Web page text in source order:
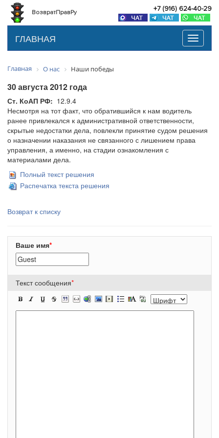
ВозвратПравРу +7 (916) 624-40-29
Toggle
ГЛАВНАЯ
Главная О нас Наши победы
30 августа 2012 года
Ст. КоАП РФ: 12.9.4
Несмотря на тот факт, что обратившийся к нам водитель
ранее привлекался к административной ответственности,
скрытые недостатки дела, повлекли принятие судом решения
о назначении наказания не связанного с лишением права
управления, а именно, на стадии ознакомления с
материалами дела.
Полный текст решения
Распечатка текста решения
Возврат к списку
Ваше имя*
Текст сообщения*